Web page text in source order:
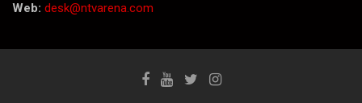
Web: desk@ntvarena.com